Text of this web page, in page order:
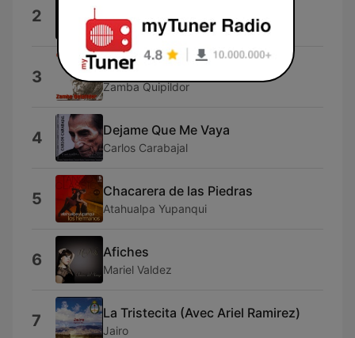
2 Amambay Cardozo Ocampo
3 Zamba carpera
Zamba Quipildor
4 Dejame Que Me Vaya
Carlos Carabajal
5 Chacarera de las Piedras
Atahualpa Yupanqui
6 Afiches
Mariel Valdez
7 La Tristecita (Avec Ariel Ramirez)
Jairo